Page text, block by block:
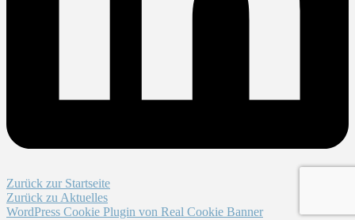
Zurück zur Startseite
Zurück zu Aktuelles
WordPress Cookie Plugin von Real Cookie Banner